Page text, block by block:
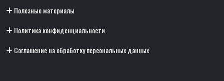
Полезные материалы
Политика конфиденциальности
Соглашение на обработку персональных данных